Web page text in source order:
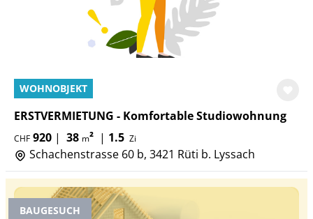
WOHNOBJEKT
ERSTVERMIETUNG - Komfortable Studiowohnung
CHF 920 | 38 m² | 1.5 Zi
Schachenstrasse 60 b, 3421 Rüti b. Lyssach
BAUGESUCH